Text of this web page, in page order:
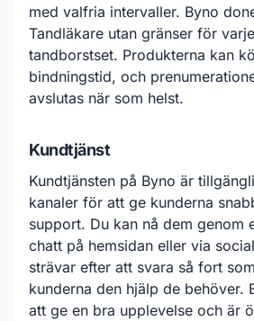
med valfria intervaller. Byno
Tandläkare utan gränser för
tandborstset. Produkterna kan
bindningstid, och
avslutas när som helst.
Kundtjänst
Kundtjänsten på Byno är
kanaler för att ge kunderna
support. Du kan nå dem genom
chatt på hemsidan eller via
strävar efter att svara så fort
kunderna den hjälp de behöver.
att ge en bra upplevelse och är